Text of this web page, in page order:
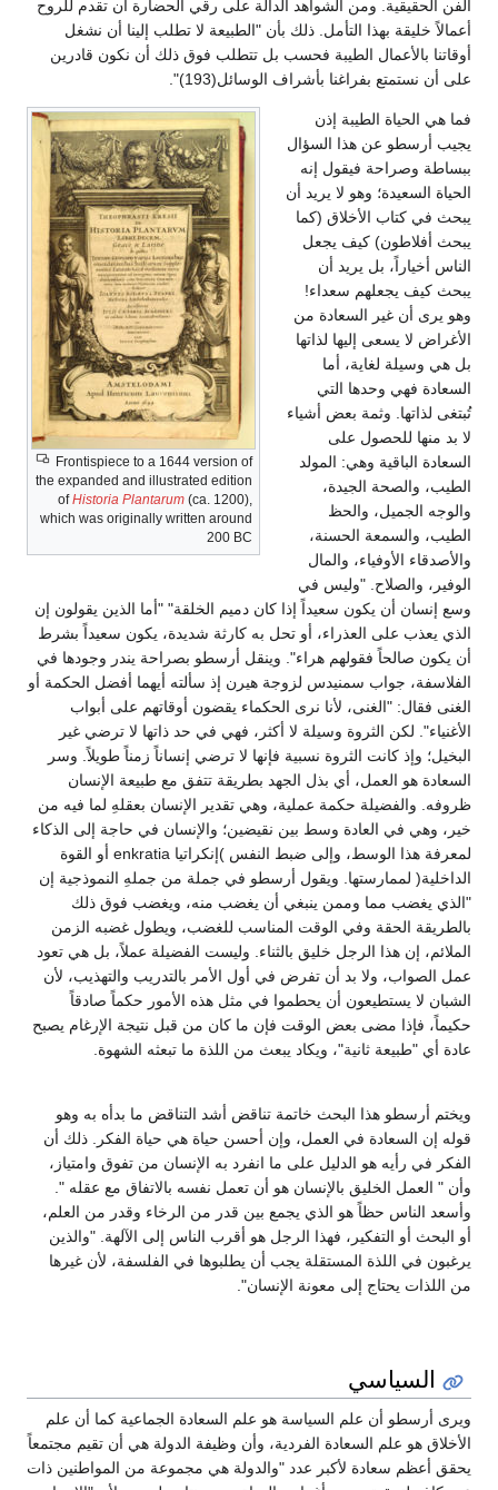
الفن الحقيقية. ومن الشواهد الدالة على رقي الحضارة أن تقدم للروح
أعمالاً خليقة بهذا التأمل. ذلك بأن "الطبيعة لا تطلب إلينا أن نشغل
أوقاتنا بالأعمال الطيبة فحسب بل تتطلب فوق ذلك أن نكون قادرين
على أن نستمتع بفراغنا بأشراف الوسائل(193)".
Frontispiece to a 1644 version of
the expanded and illustrated edition
ofHistoria Plantarum (ca. 1200),
which was originally written around
200 BC
فما هي الحياة الطيبة إذن
يجيب أرسطو عن هذا السؤال
ببساطة وصراحة فيقول إنه
الحياة السعيدة؛ وهو لا يريد أن
يبحث في كتاب الأخلاق (كما
يبحث أفلاطون) كيف يجعل
الناس أخياراً، بل يريد أن
يبحث كيف يجعلهم سعداء!
وهو يرى أن غير السعادة من
الأغراض لا يسعى إليها لذاتها
بل هي وسيلة لغاية، أما
السعادة فهي وحدها التي
تُبتغى لذاتها. وثمة بعض أشياء
لا بد منها للحصول على
السعادة الباقية وهي: المولد
الطيب، والصحة الجيدة،
والوجه الجميل، والحظ
الطيب، والسمعة الحسنة،
والأصدقاء الأوفياء، والمال
الوفير، والصلاح. "وليس في
وسع إنسان أن يكون سعيداً إذا كان دميم الخلقة" "أما الذين يقولون إن
الذي يعذب على العذراء، أو تحل به كارثة شديدة، يكون سعيداً بشرط
أن يكون صالحاً فقولهم هراء". وينقل أرسطو بصراحة يندر وجودها في
الفلاسفة، جواب سمنيدس لزوجة هيرن إذ سألته أيهما أفضل الحكمة أو
الغنى فقال: "الغنى، لأنا نرى الحكماء يقضون أوقاتهم على أبواب
الأغنياء". لكن الثروة وسيلة لا أكثر، فهي في حد ذاتها لا ترضي غير
البخيل؛ وإذ كانت الثروة نسبية فإنها لا ترضي إنساناً زمناً طويلاً. وسر
السعادة هو العمل، أي بذل الجهد بطريقة تتفق مع طبيعة الإنسان
ظروفه. والفضيلة حكمة عملية، وهي تقدير الإنسان بعقلهِ لما فيه من
خير، وهي في العادة وسط بين نقيضين؛ والإنسان في حاجة إلى الذكاء
لمعرفة هذا الوسط، وإلى ضبط النفس )إنكراتيا enkratia أو القوة
الداخلية( لممارستها. ويقول أرسطو في جملة من جملهِ النموذجية إن
"الذي يغضب مما وممن ينبغي أن يغضب منه، ويغضب فوق ذلك
بالطريقة الحقة وفي الوقت المناسب للغضب، ويطول غضبه الزمن
الملائم، إن هذا الرجل خليق بالثناء. وليست الفضيلة عملاً، بل هي تعود
عمل الصواب، ولا بد أن تفرض في أول الأمر بالتدريب والتهذيب، لأن
الشبان لا يستطيعون أن يحطموا في مثل هذه الأمور حكماً صادقاً
حكيماً، فإذا مضى بعض الوقت فإن ما كان من قبل نتيجة الإرغام يصبح
عادة أي "طبيعة ثانية"، ويكاد يبعث من اللذة ما تبعثه الشهوة.
ويختم أرسطو هذا البحث خاتمة تناقض أشد التناقض ما بدأه به وهو
قوله إن السعادة في العمل، وإن أحسن حياة هي حياة الفكر. ذلك أن
الفكر في رأيه هو الدليل على ما انفرد به الإنسان من تفوق وامتياز،
وأن " العمل الخليق بالإنسان هو أن تعمل نفسه بالاتفاق مع عقله ".
وأسعد الناس حظاً هو الذي يجمع بين قدر من الرخاء وقدر من العلم،
أو البحث أو التفكير، فهذا الرجل هو أقرب الناس إلى الآلهة. "والذين
يرغبون في اللذة المستقلة يجب أن يطلبوها في الفلسفة، لأن غيرها
من اللذات يحتاج إلى معونة الإنسان".
السياسي
ويرى أرسطو أن علم السياسة هو علم السعادة الجماعية كما أن علم
الأخلاق هو علم السعادة الفردية، وأن وظيفة الدولة هي أن تقيم مجتمعاً
يحقق أعظم سعادة لأكبر عدد "والدولة هي مجموعة من المواطنين ذات